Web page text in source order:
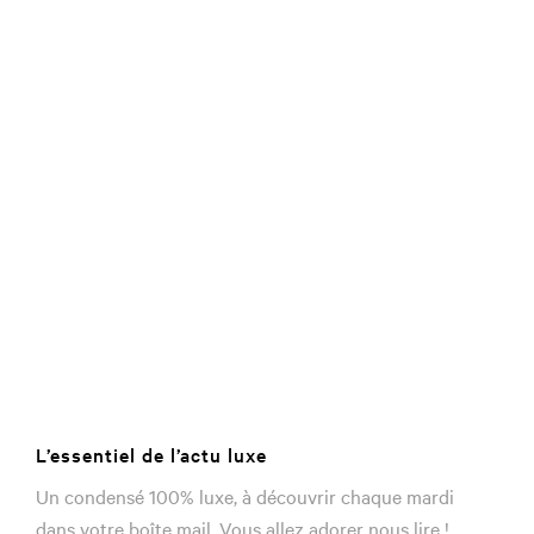
L’essentiel de l’actu luxe
Un condensé 100% luxe, à découvrir chaque mardi
dans votre boîte mail. Vous allez adorer nous lire !